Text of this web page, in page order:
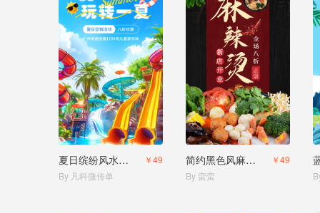
夏日缤纷风水上乐园开业促销活动儿童游乐场水上世界夏日狂欢
￥49
By 凡科微传单
简约黑色风麻辣烫新店开业活动促销
￥49
By 蛮蛮